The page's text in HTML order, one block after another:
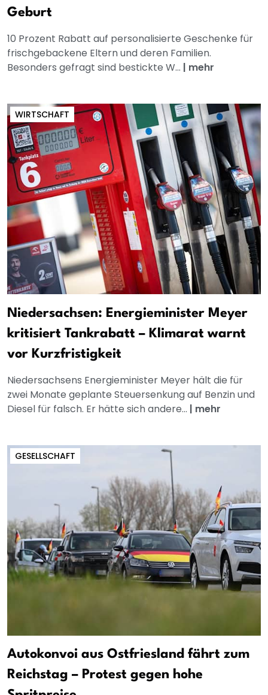
Geburt
10 Prozent Rabatt auf personalisierte Geschenke für
frischgebackene Eltern und deren Familien.
Besonders gefragt sind bestickte W... | mehr
WIRTSCHAFT
Niedersachsen: Energieminister Meyer
kritisiert Tankrabatt – Klimarat warnt
vor Kurzfristigkeit
Niedersachsens Energieminister Meyer hält die für
zwei Monate geplante Steuersenkung auf Benzin und
Diesel für falsch. Er hätte sich andere... | mehr
GESELLSCHAFT
Autokonvoi aus Ostfriesland fährt zum
Reichstag – Protest gegen hohe